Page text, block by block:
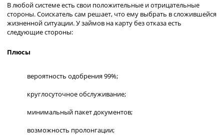
В любой системе есть свои положительные и отрицательные
стороны. Соискатель сам решает, что ему выбрать в сложившейся
жизненной ситуации. У займов на карту без отказа есть
следующие стороны:
Плюсы
вероятность одобрения 99%;
круглосуточное обслуживание;
минимальный пакет документов;
возможность пролонгации;